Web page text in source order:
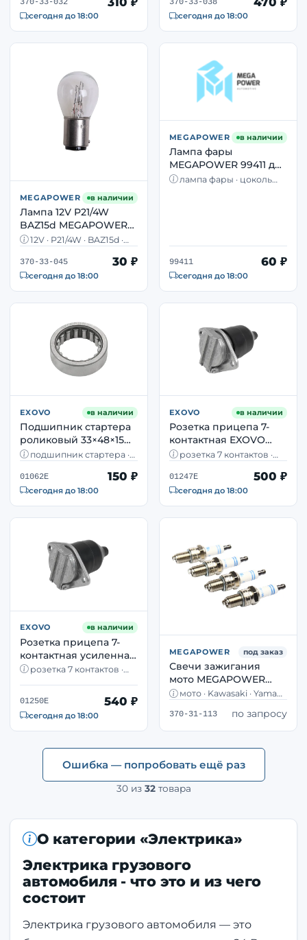
сегодня до 18:00 сегодня до 18:00
MEGAPOWER в наличии
Лампа 12V P21/4W
BAZ15d MEGAPOWER
370-33-045 — стоп-
двухнитевая
12V · P21/4W · BAZ15d ·
стоп+габарит · Osram 7225
370-33-045 30 ₽
сегодня до 18:00
MEGAPOWER в наличии
Лампа фары
MEGAPOWER 99411 для
грузовиков Iveco —
лампа фары · цоколь
99411 60 ₽
сегодня до 18:00
EXOVO в наличии
Подшипник стартера
роликовый 33×48×15
мм EXOVO 01062E для
подшипник стартера ·
MAN, Ikarus
01062E 150 ₽
сегодня до 18:00
EXOVO в наличии
Розетка прицепа 7-
контактная EXOVO
01247E металл — тип N
розетка 7 контактов ·
винтовые клеммы
01247E 500 ₽
сегодня до 18:00
EXOVO в наличии
Розетка прицепа 7-
контактная усиленная
EXOVO 01250E металл
розетка 7 контактов ·
01250E 540 ₽
сегодня до 18:00
MEGAPOWER под заказ
Свечи зажигания
мото MEGAPOWER
370-31-113 Kawasaki
NGK 5722
мото · Kawasaki · Yamaha
3194
370-31-113 по запросу
Ошибка — попробовать ещё раз
30из 32товара
О категории «Электрика»
Электрика грузового
автомобиля - что это и из чего
состоит
Электрика грузового автомобиля — это